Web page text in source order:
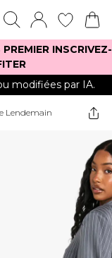
INSCRIVEZ-
modifiées par IA.
Lendemain